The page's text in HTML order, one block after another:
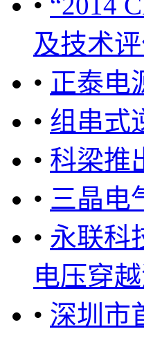
及技术
• 正泰电
• 组串式
• 科梁推
• 三晶电
• 永联科
电压穿
• 深圳市